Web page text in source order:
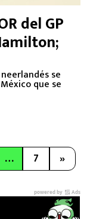
del GP
se
que se
… 7 »